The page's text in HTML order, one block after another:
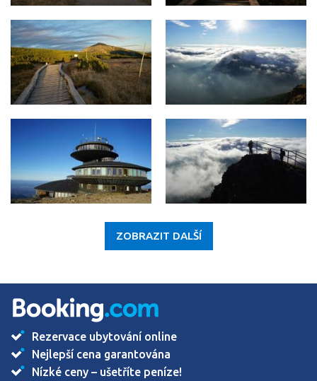
ZOBRAZIT DALŠÍ
Rezervace ubytování online
Nejlepší cena garantována
Nízké ceny – ušetříte peníze!